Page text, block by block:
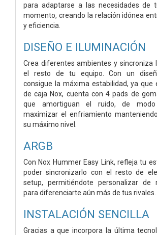
para adaptarse a las necesidades de
momento, creando la relación idónea
y eficiencia.
DISEÑO E ILUMINACIÓN
Crea diferentes ambientes y sincroniza
el resto de tu equipo. Con un
consigue la máxima estabilidad, ya que
de caja Nox, cuenta con 4 pads de
que amortiguan el ruido, de
maximizar el enfriamiento
su máximo nivel.
ARGB
Con Nox Hummer Easy Link, refleja tu
poder sincronizarlo con el resto de
setup, permitiéndote personalizar de
para diferenciarte aún más de tus rivales.
INSTALACIÓN SENCILLA
Gracias a que incorpora la última